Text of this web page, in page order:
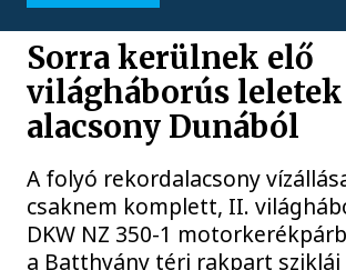
Sorra kerülnek elő
világháborús leletek
alacsony Dunából
A folyó rekordalacsony
csaknem komplett, II.
DKW NZ 350-1
a Batthyány téri rakpart sziklái